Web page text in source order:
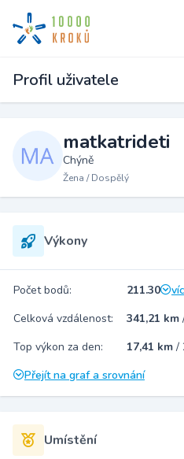
Profil uživatele
matkatrideti
Chýně
Žena / Dospělý
Výkony
Počet bodů: 211.30
Celková vzdálenost:
341,21 km
Top výkon za den:
17,41 km /
Přejít na graf a srovnání
Umístění